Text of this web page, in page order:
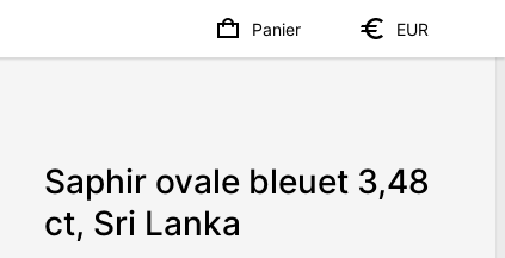
Saphir ovale bleuet 3,48
ct, Sri Lanka
Panier EUR